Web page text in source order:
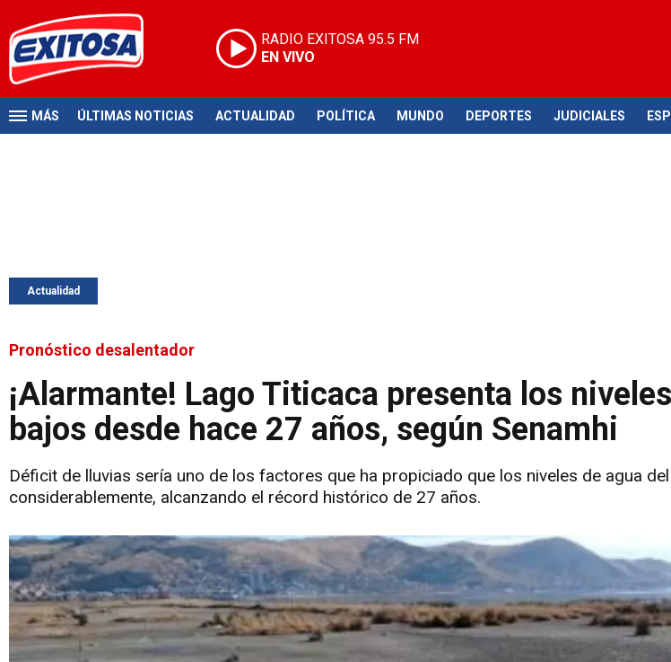
RADIO EXITOSA 95.5 FM
EN VIVO
MÁS ÚLTIMAS NOTICIAS ACTUALIDAD POLÍTICA MUNDO DEPORTES JUDICIALES
Actualidad
Pronóstico desalentador
¡Alarmante! Lago Titicaca presenta los
bajos desde hace 27 años, según Senamhi
Déficit de lluvias sería uno de los factores que ha propiciado que los niveles de agua
considerablemente, alcanzando el récord histórico de 27 años.